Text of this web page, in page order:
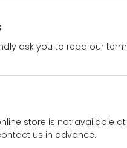
ask you to read our
store is not available
us in advance.